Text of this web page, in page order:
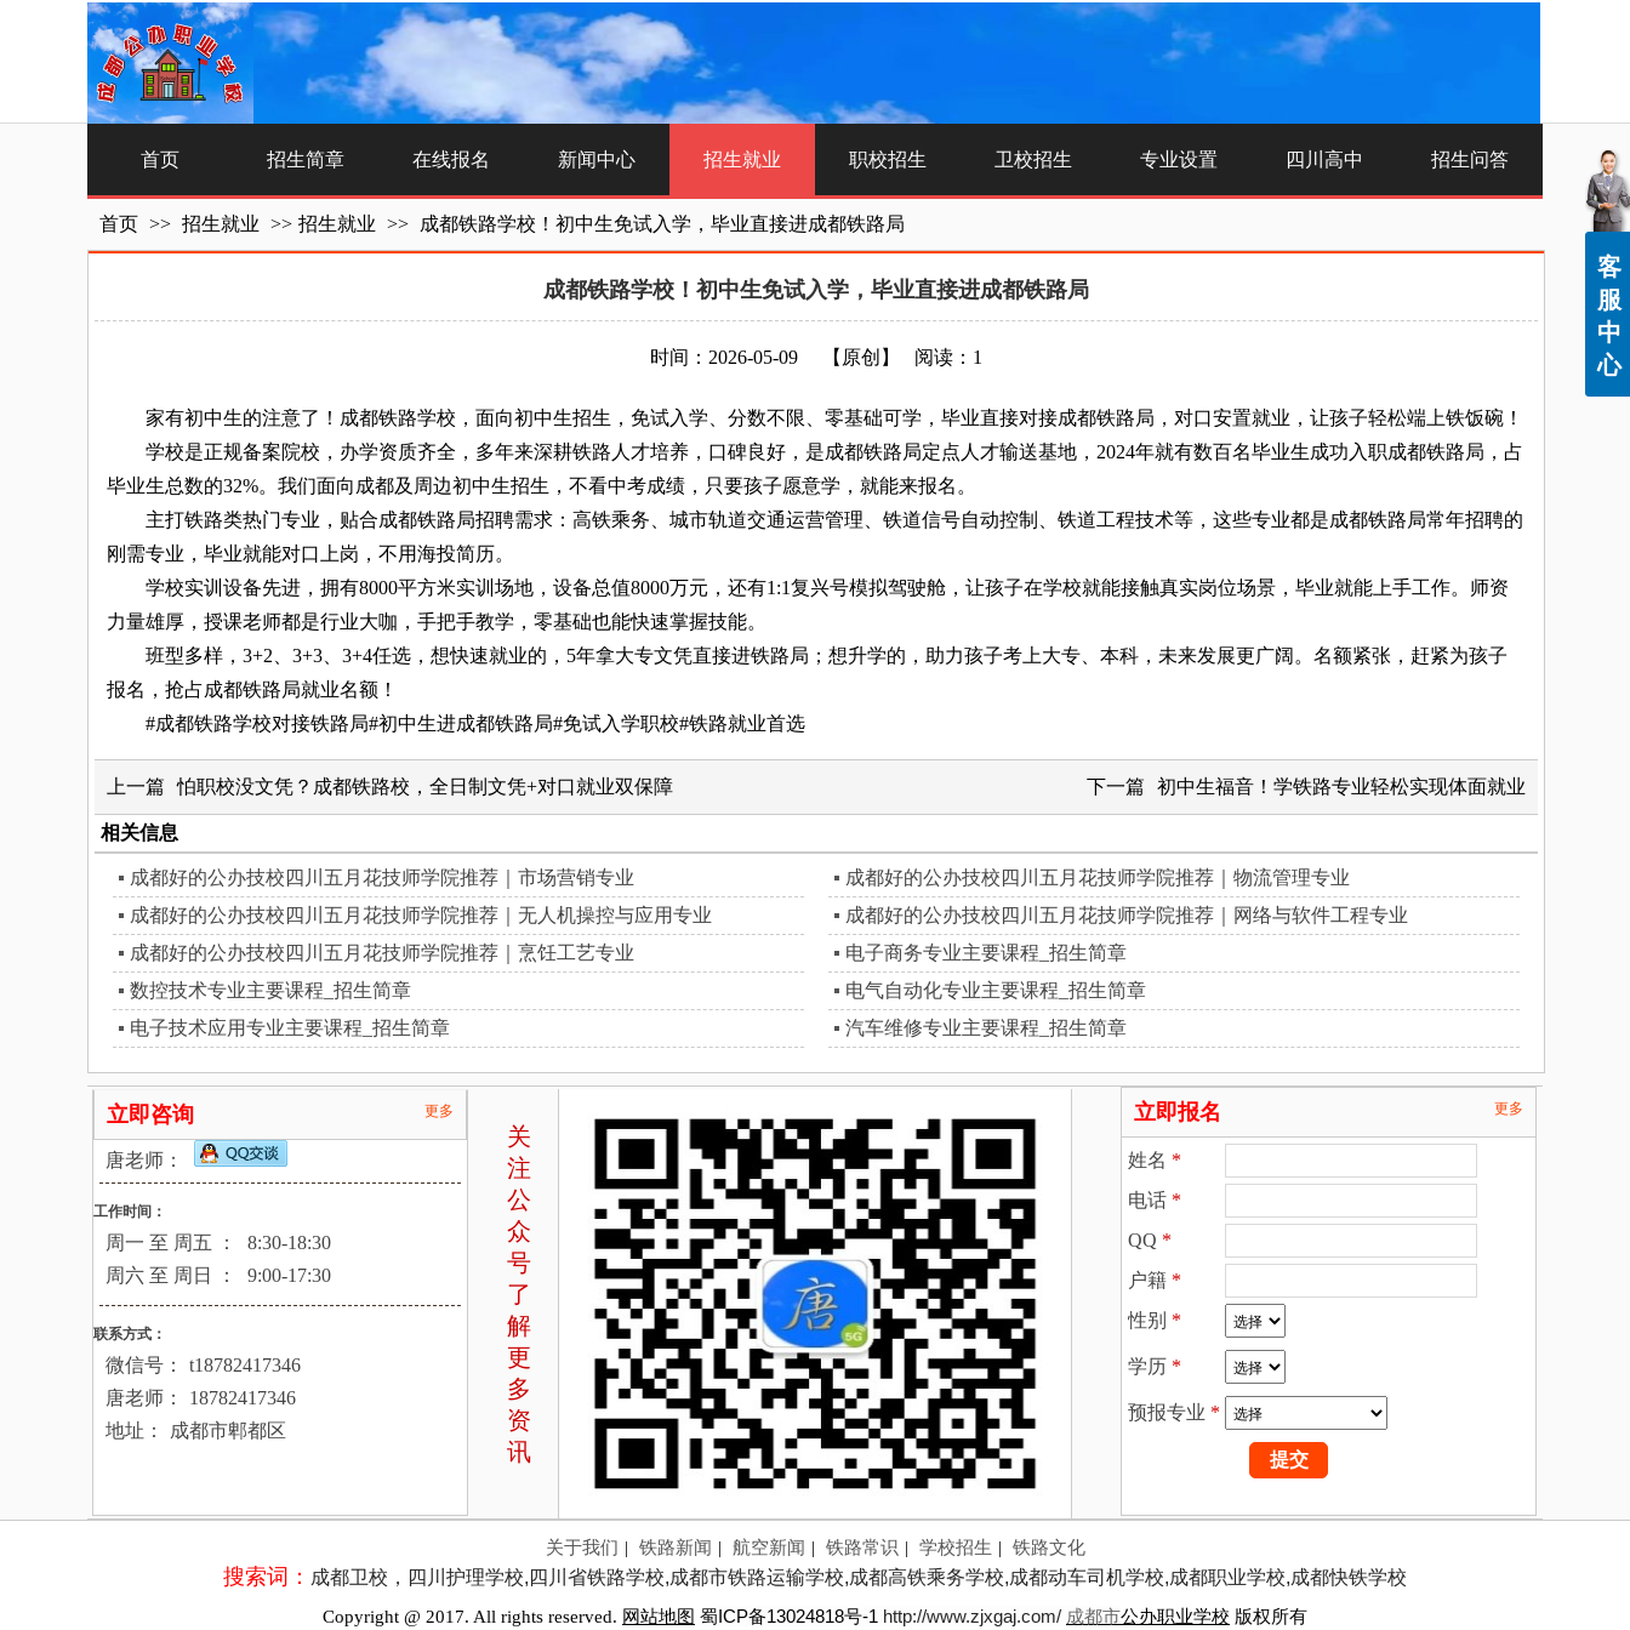
首页 招生简章 在线报名 新闻中心 招生就业 职校招生 卫校招生 专业设置 四川高中 招生问答
首页 >> 招生就业 >> 招生就业 >> 成都铁路学校！初中生免试入学，毕业直接进成都铁路局
成都铁路学校！初中生免试入学，毕业直接进成都铁路局
时间：2026-05-09 【原创】 阅读：1
家有初中生的注意了！成都铁路学校，面向初中生招生，免试入学、分数不限、零基础可学，毕业直接对接成都铁路局，对口安置就业，让孩子轻松端上铁饭碗！
学校是正规备案院校，办学资质齐全，多年来深耕铁路人才培养，口碑良好，是成都铁路局定点人才输送基地，2024年就有数百名毕业生成功入职成都铁路局，占
毕业生总数的32%。我们面向成都及周边初中生招生，不看中考成绩，只要孩子愿意学，就能来报名。
主打铁路类热门专业，贴合成都铁路局招聘需求：高铁乘务、城市轨道交通运营管理、铁道信号自动控制、铁道工程技术等，这些专业都是成都铁路局常年招聘的
刚需专业，毕业就能对口上岗，不用海投简历。
学校实训设备先进，拥有8000平方米实训场地，设备总值8000万元，还有1:1复兴号模拟驾驶舱，让孩子在学校就能接触真实岗位场景，毕业就能上手工作。师资
力量雄厚，授课老师都是行业大咖，手把手教学，零基础也能快速掌握技能。
班型多样，3+2、3+3、3+4任选，想快速就业的，5年拿大专文凭直接进铁路局；想升学的，助力孩子考上大专、本科，未来发展更广阔。名额紧张，赶紧为孩子
报名，抢占成都铁路局就业名额！
#成都铁路学校对接铁路局#初中生进成都铁路局#免试入学职校#铁路就业首选
上一篇 怕职校没文凭？成都铁路校，全日制文凭+对口就业双保障 下一篇 初中生福音！学铁路专业轻松实现体面就业
相关信息
成都好的公办技校四川五月花技师学院推荐｜市场营销专业
成都好的公办技校四川五月花技师学院推荐｜物流管理专业
成都好的公办技校四川五月花技师学院推荐｜无人机操控与应用专业
成都好的公办技校四川五月花技师学院推荐｜网络与软件工程专业
成都好的公办技校四川五月花技师学院推荐｜烹饪工艺专业
电子商务专业主要课程_招生简章
数控技术专业主要课程_招生简章
电气自动化专业主要课程_招生简章
电子技术应用专业主要课程_招生简章
汽车维修专业主要课程_招生简章
立即咨询 更多
唐老师：
工作时间：
周一 至 周五 ：
8:30-18:30
周六 至 周日 ：
9:00-17:30
联系方式：
微信号：
t18782417346
唐老师：
18782417346
地址：
成都市郫都区
立即报名 更多
姓名 *
电话 *
QQ *
户籍 *
性别 *
学历 *
预报专业 *
关
注
公
众
号
了
解
更
多
资
讯
关于我们 | 铁路新闻 | 航空新闻 | 铁路常识 | 学校招生 | 铁路文化
搜索词： 成都卫校，四川护理学校,四川省铁路学校,成都市铁路运输学校,成都高铁乘务学校,成都动车司机学校,成都职业学校,成都快铁学校
Copyright @ 2017. All rights reserved. 网站地图 蜀ICP备13024818号-1 http://www.zjxgaj.com/ 成都市公办职业学校 版权所有
客
服
中
心